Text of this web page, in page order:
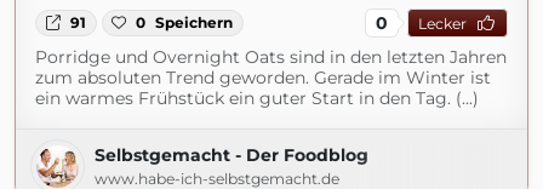
91 0 Speichern 0 Lecker
Porridge und Overnight Oats sind in den letzten Jahren
zum absoluten Trend geworden. Gerade im Winter ist
ein warmes Frühstück ein guter Start in den Tag. (...)
Selbstgemacht - Der Foodblog
www.habe-ich-selbstgemacht.de